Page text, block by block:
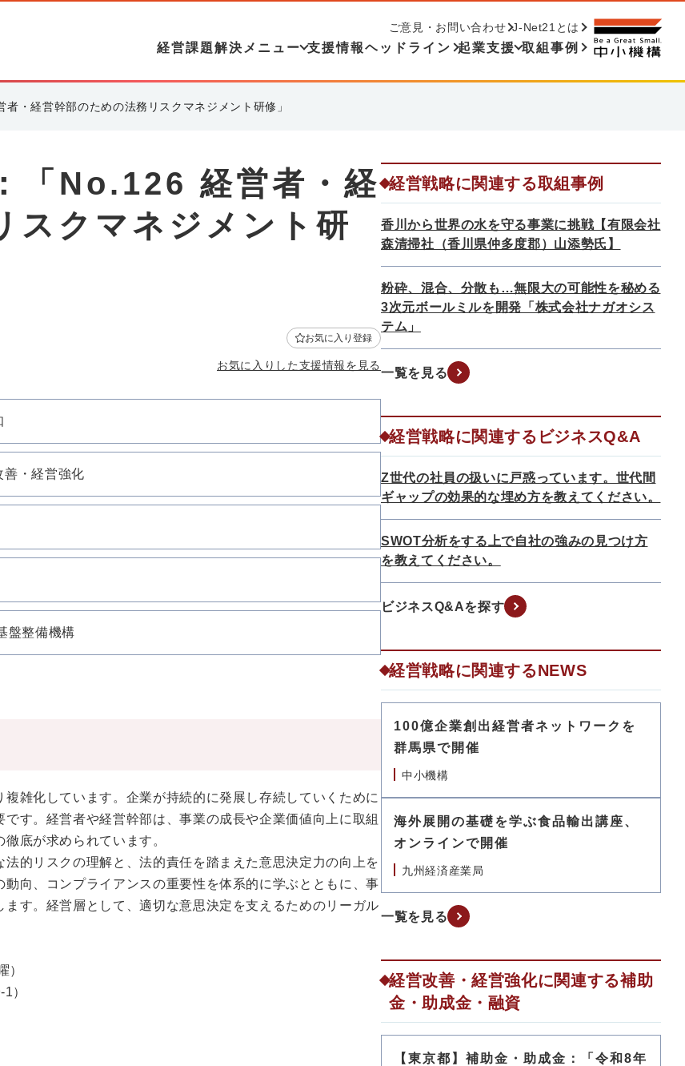
経営課題解決メニュー 支援情報ヘッドライン 起業支援 取組事例
ご意見・お問い合わせ J-Net21とは
・経営幹部のための法務リスクマネジメント研修」
「No.126 経営者・経
スクマネジメント研
お気に入り登録
お気に入りした支援情報を見る
善・経営強化
盤整備機構
雑化しています。企業が持続的に発展し存続していくために
す。経営者や経営幹部は、事業の成長や企業価値向上に取組
底が求められています。
的リスクの理解と、法的責任を踏まえた意思決定力の向上を
向、コンプライアンスの重要性を体系的に学ぶとともに、事
す。経営層として、適切な意思決定を支えるためのリーガル
）
）
経営戦略に関連する取組事例
香川から世界の水を守る事業に挑戦【有限会社
森清掃社（香川県仲多度郡）山添勢氏】
粉砕、混合、分散も…無限大の可能性を秘める
3次元ボールミルを開発「株式会社ナガオシス
テム」
一覧を見る
経営戦略に関連するビジネスQ&A
Z世代の社員の扱いに戸惑っています。世代間
ギャップの効果的な埋め方を教えてください。
SWOT分析をする上で自社の強みの見つけ方
を教えてください。
ビジネスQ&Aを探す
経営戦略に関連するNEWS
100億企業創出経営者ネットワークを
群馬県で開催
中小機構
海外展開の基礎を学ぶ食品輸出講座、
オンラインで開催
九州経済産業局
一覧を見る
経営改善・経営強化に関連する補助
金・助成金・融資
【東京都】補助金・助成金：「令和8年